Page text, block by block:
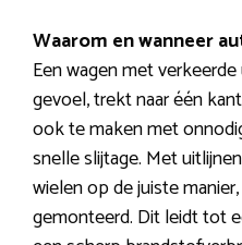
Waarom en wanneer
Een wagen met
gevoel, trekt naar één
ook te maken met
snelle slijtage. Met
wielen op de juiste
gemonteerd. Dit leidt tot